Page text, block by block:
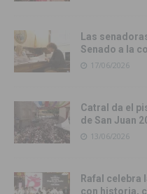
Las
Senado a la
17/06/2026
Catral da el
de San Juan
13/06/2026
Rafal celebra
con historia,